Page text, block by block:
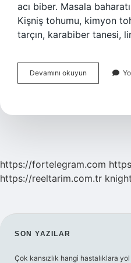
acı biber. Masala
Kişniş tohumu, kimyon
tarçın, karabiber tanesi,
Devamını okuyun
Masala
https://fortelegram.com
https://reeltarim.com.tr
SIDEBAR
SON YAZILAR
Çok kansızlık hangi hastalıklara